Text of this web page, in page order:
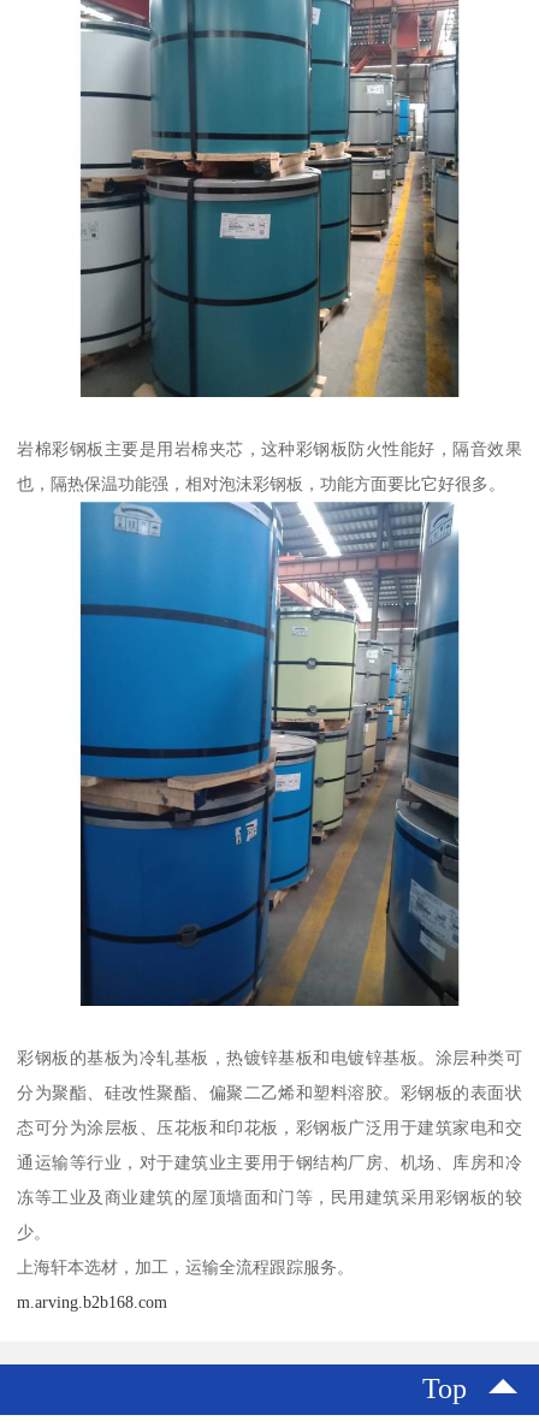
岩棉彩钢板主要是用岩棉夹芯，这种彩钢板防火性能好，隔音效果
也，隔热保温功能强，相对泡沫彩钢板，功能方面要比它好很多。
彩钢板的基板为冷轧基板，热镀锌基板和电镀锌基板。涂层种类可
分为聚酯、硅改性聚酯、偏聚二乙烯和塑料溶胶。彩钢板的表面状
态可分为涂层板、压花板和印花板，彩钢板广泛用于建筑家电和交
通运输等行业，对于建筑业主要用于钢结构厂房、机场、库房和冷
冻等工业及商业建筑的屋顶墙面和门等，民用建筑采用彩钢板的较
少。
上海轩本选材，加工，运输全流程跟踪服务。
m.arving.b2b168.com
Top